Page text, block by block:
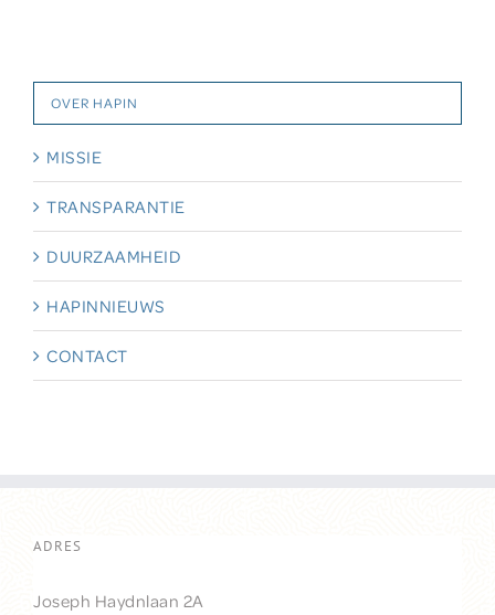
OVER HAPIN
MISSIE
TRANSPARANTIE
DUURZAAMHEID
HAPINNIEUWS
CONTACT
ADRES
Joseph Haydnlaan 2A